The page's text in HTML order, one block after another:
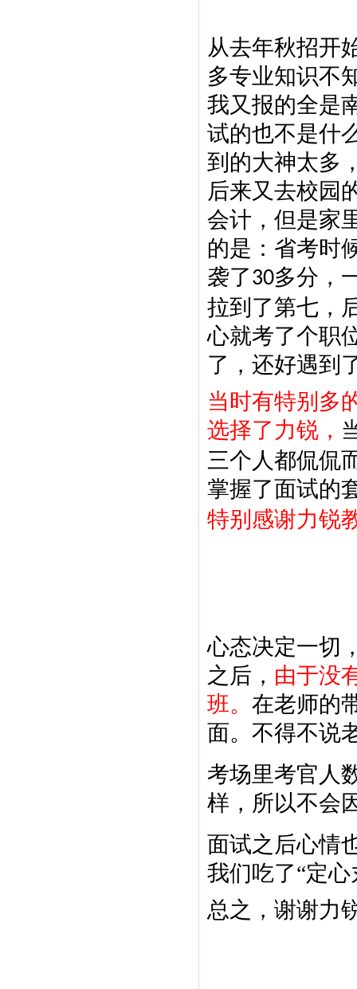
从去年秋招开
多专业知识不
我又报的全是
试的也不是什
到的大神太多
后来又去校园
会计，但是家
的是：省考时
袭了30多分，
拉到了第七，
心就考了个职
了，还好遇到
当时有特别多
选择了力锐，
三个人都侃侃
掌握了面试的
特别感谢力锐
心态决定一切
之后， 由于没
班。 在老师的
面。不得不说
考场里考官人
样，所以不会
面试之后心情
我们吃了“定
总之，谢谢力